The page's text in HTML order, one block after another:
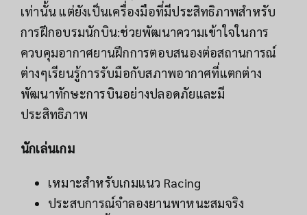
เท่านั้น แต่ยังเป็นเครื่องมือที่มีประสิทธิภาพสำหรับ
การฝึกอบรมนักบิน:ช่วยพัฒนาความเข้าใจในการ
ควบคุมอากาศยานฝึกการตอบสนองต่อสถานการณ์
ต่างๆเรียนรู้การรับมือกับสภาพอากาศที่แตกต่าง
พัฒนาทักษะการบินอย่างปลอดภัยและมี
ประสิทธิภาพ
นักเล่นเกม
เหมาะสำหรับเกมแนว Racing
ประสบการณ์จำลองยานพาหนะสมจริง